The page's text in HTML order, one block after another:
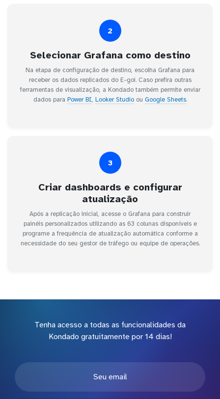
2
Selecionar Grafana como destino
Na etapa de configuração de destino, escolha Grafana para
receber os dados replicados do E-goi. Caso prefira outras
ferramentas de visualização, a Kondado também permite enviar
dados para Power BI, Looker Studioou Google Sheets.
3
Criar dashboards e configurar
atualização
Após a replicação inicial, acesse o Grafana para construir
painéis personalizados utilizando as 63 colunas disponíveis e
programe a frequência de atualização automática conforme a
necessidade do seu gestor de tráfego ou equipe de operações.
Tenha acesso a todas as funcionalidades da
Kondado gratuitamente por 14 dias!